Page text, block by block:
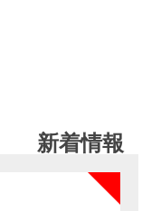
新着情報
NEW